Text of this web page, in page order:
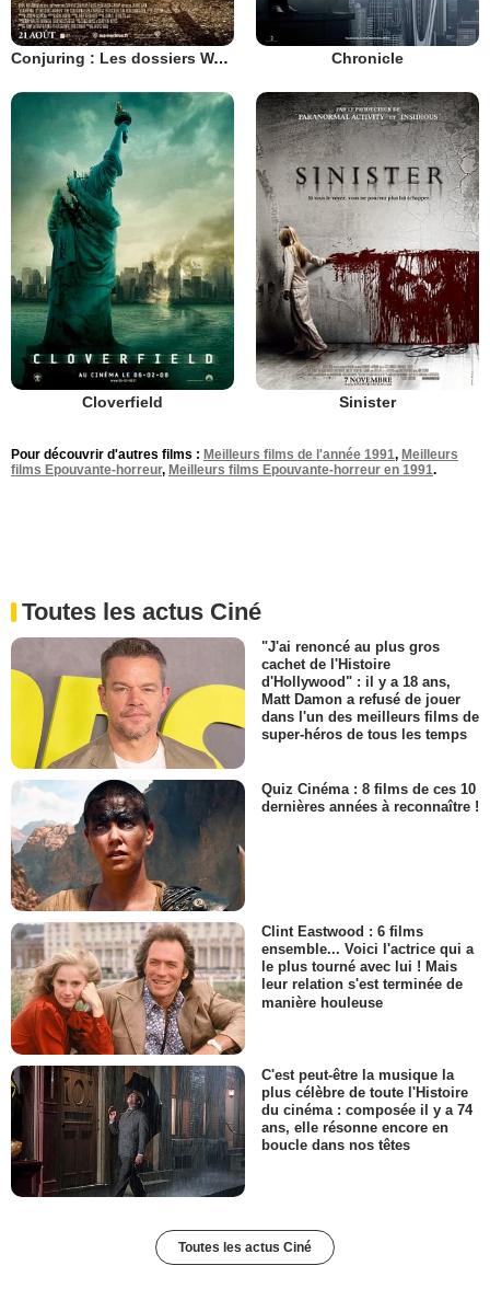
Conjuring : Les dossiers Warren Chronicle
Cloverfield Sinister
Pour découvrir d'autres films : Meilleurs films de l'année 1991, Meilleurs
films Epouvante-horreur, Meilleurs films Epouvante-horreur en 1991.
Toutes les actus Ciné
"J'ai renoncé au plus gros
cachet de l'Histoire
d'Hollywood" : il y a 18 ans,
Matt Damon a refusé de jouer
dans l'un des meilleurs films de
super-héros de tous les temps
Quiz Cinéma : 8 films de ces 10
dernières années à reconnaître !
Clint Eastwood : 6 films
ensemble... Voici l'actrice qui a
le plus tourné avec lui ! Mais
leur relation s'est terminée de
manière houleuse
C'est peut-être la musique la
plus célèbre de toute l'Histoire
du cinéma : composée il y a 74
ans, elle résonne encore en
boucle dans nos têtes
Toutes les actus Ciné